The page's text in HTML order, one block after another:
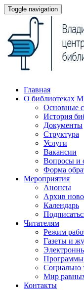
Toggle navigation
Главная
О библиотеках
Основные
История
Документы
Структура
Услуги
Вакансии
Вопросы и
Форма
Мероприятия
Анонсы
Архив
Календарь
Читателям
Режим
Газеты и
Социально
Мир
Контакты